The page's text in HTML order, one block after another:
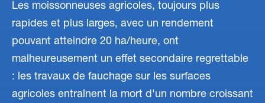
Les moissonneuses agricoles, toujours plus
rapides et plus larges, avec un rendement
pouvant atteindre 20 ha/heure, ont
malheureusement un effet secondaire regrettable
: les travaux de fauchage sur les surfaces
agricoles entraînent la mort d'un nombre croissant